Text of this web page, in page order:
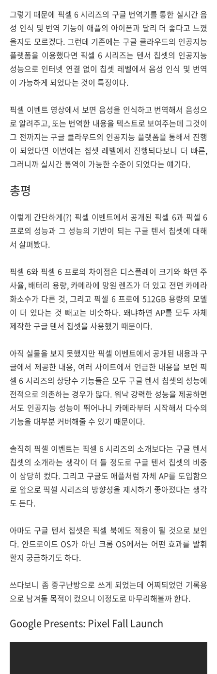
그렇기 때문에 픽셀 6 시리즈의 구글 번역기를 통한 실시간 음
성 인식 및 번역 기능이 애플의 아이폰과 달리 더 좋다고 느꼈
을지도 모르겠다. 그런데 기존에는 구글 클라우드의 인공지능
플랫폼을 이용했다면 픽셀 6 시리즈는 텐서 칩셋의 인공지능
성능으로 인터넷 연결 없이 칩셋 레벨에서 음성 인식 및 번역
이 가능하게 되었다는 것이 특징이다.
픽셀 이벤트 영상에서 보면 음성을 인식하고 번역해서 음성으
로 알려주고, 또는 번역한 내용을 텍스트로 보여주는데 그것이
그 전까지는 구글 클라우드의 인공지능 플랫폼을 통해서 진행
이 되었다면 이번에는 칩셋 레벨에서 진행되다보니 더 빠른,
그러니까 실시간 통역이 가능한 수준이 되었다는 얘기다.
총평
이렇게 간단하게(?) 픽셀 이벤트에서 공개된 픽셀 6과 픽셀 6
프로의 성능과 그 성능의 기반이 되는 구글 텐서 칩셋에 대해
서 살펴봤다.
픽셀 6와 픽셀 6 프로의 차이점은 디스플레이 크기와 화면 주
사율, 배터리 용량, 카메라에 망원 렌즈가 더 있고 전면 카메라
화소수가 다른 것, 그리고 픽셀 6 프로에 512GB 용량의 모델
이 더 있다는 것 빼고는 비슷하다. 왜냐하면 AP를 모두 자체
제작한 구글 텐서 칩셋을 사용했기 때문이다.
아직 실물을 보지 못했지만 픽셀 이벤트에서 공개된 내용과 구
글에서 제공한 내용, 여러 사이트에서 언급한 내용을 보면 픽
셀 6 시리즈의 상당수 기능들은 모두 구글 텐서 칩셋의 성능에
전적으로 의존하는 경우가 많다. 워낙 강력한 성능을 제공하면
서도 인공지능 성능이 뛰어나니 카메라부터 시작해서 다수의
기능을 대부분 커버해줄 수 있기 때문이다.
솔직히 픽셀 이벤트는 픽셀 6 시리즈의 소개보다는 구글 텐서
칩셋의 소개라는 생각이 더 들 정도로 구글 텐서 칩셋의 비중
이 상당히 컸다. 그리고 구글도 애플처럼 자체 AP를 도입함으
로 앞으로 픽셀 시리즈의 방향성을 제시하기 좋아졌다는 생각
도 든다.
아마도 구글 텐서 칩셋은 픽셀 북에도 적용이 될 것으로 보인
다. 안드로이드 OS가 아닌 크롬 OS에서는 어떤 효과를 발휘
할지 궁금하기도 하다.
쓰다보니 좀 중구난방으로 쓰게 되었는데 어찌되었던 기록용
으로 남겨둘 목적이 컸으니 이정도로 마무리해볼까 한다.
Google Presents: Pixel Fall Launch